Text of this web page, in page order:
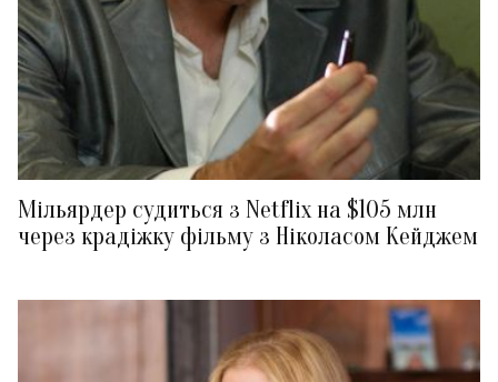
Мільярдер судиться з Netflix на $105 млн
через крадіжку фільму з Ніколасом Кейджем